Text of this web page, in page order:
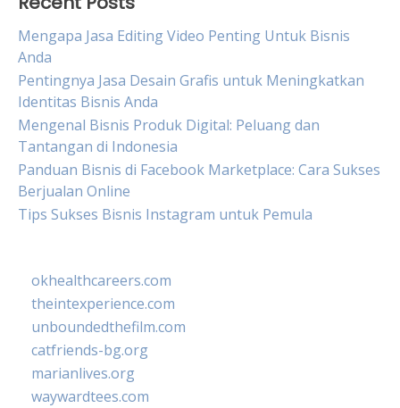
Mengapa Jasa Editing Video Penting Untuk Bisnis
Anda
Pentingnya Jasa Desain Grafis untuk Meningkatkan
Identitas Bisnis Anda
Mengenal Bisnis Produk Digital: Peluang dan
Tantangan di Indonesia
Panduan Bisnis di Facebook Marketplace: Cara Sukses
Berjualan Online
Tips Sukses Bisnis Instagram untuk Pemula
okhealthcareers.com
theintexperience.com
unboundedthefilm.com
catfriends-bg.org
marianlives.org
waywardtees.com